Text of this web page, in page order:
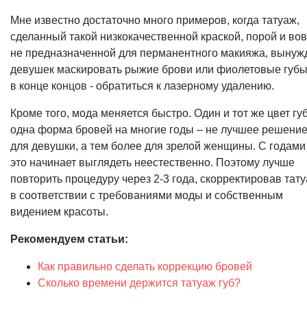
Мне известно достаточно много примеров, когда татуаж,
сделанный такой низкокачественной краской, порой и
не предназначенной для перманентного макияжа,
девушек маскировать рыжие брови или фиолетовые
в конце концов - обратиться к лазерному удалению.
Кроме того, мода меняется быстро. Один и тот же цвет
одна форма бровей на многие годы – не лучшее решение
для девушки, а тем более для зрелой женщины. С годами
это начинает выглядеть неестественно. Поэтому лучше
повторить процедуру через 2-3 года, скорректировав
в соответствии с требованиями моды и собственным
видением красоты.
Рекомендуем статьи:
Как правильно сделать коррекцию бровей
Сколько времени держится татуаж губ?